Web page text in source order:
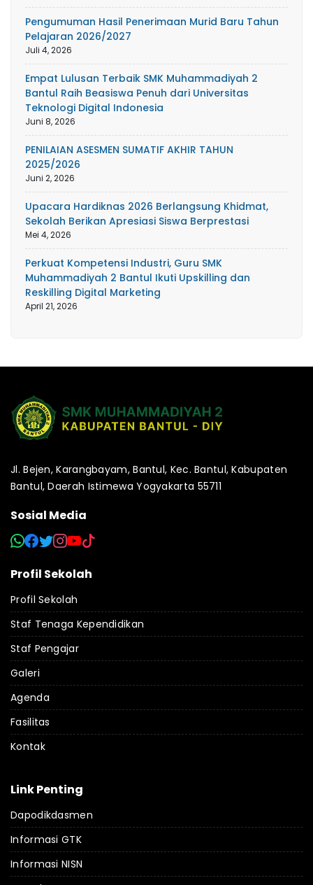
Pengumuman Hasil Penerimaan Murid Baru Tahun
Pelajaran 2026/2027
Juli 4, 2026
Empat Lulusan Terbaik SMK Muhammadiyah 2
Bantul Raih Beasiswa Penuh dari Universitas
Teknologi Digital Indonesia
Juni 8, 2026
PENILAIAN ASESMEN SUMATIF AKHIR TAHUN
2025/2026
Juni 2, 2026
Upacara Hardiknas 2026 Berlangsung Khidmat,
Sekolah Berikan Apresiasi Siswa Berprestasi
Mei 4, 2026
Perkuat Kompetensi Industri, Guru SMK
Muhammadiyah 2 Bantul Ikuti Upskilling dan
Reskilling Digital Marketing
April 21, 2026
Jl. Bejen, Karangbayam, Bantul, Kec. Bantul, Kabupaten
Bantul, Daerah Istimewa Yogyakarta 55711
Sosial Media
Profil Sekolah
Profil Sekolah
Staf Tenaga Kependidikan
Staf Pengajar
Galeri
Agenda
Fasilitas
Kontak
Link Penting
Dapodikdasmen
Informasi GTK
Informasi NISN